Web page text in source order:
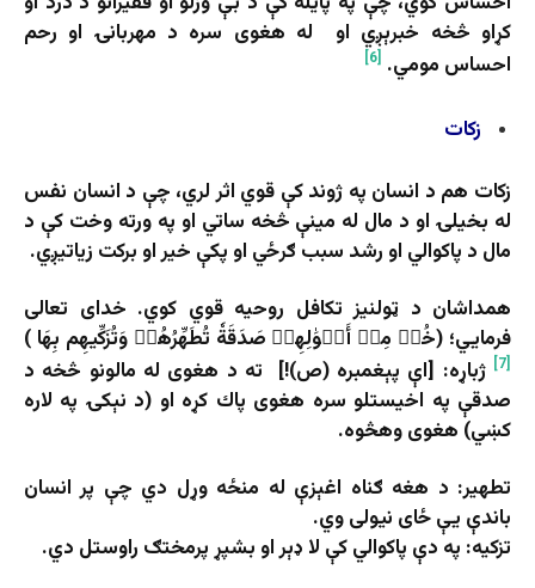
کړاو څخه خبرېږي او له هغوی سره د مهربانۍ او رحم
احساس مومي. [6]
زکات
زکات هم د انسان په ژوند کې قوي اثر لري، چې د انسان نفس
له بخیلۍ او د مال له مینې څخه ساتي او په ورته وخت کې د
مال د پاکوالي او رشد سبب ګرځي او پکې خیر او برکت زیاتیږي.
همداشان د ټولنیز تکافل روحیه قوي کوي. خدای تعالی
فرمايي؛ (خُذۡ مِنۡ أَمۡوَٰلِهِمۡ صَدَقَةٗ تُطَهِّرُهُمۡ وَتُزَكِّيهِم بِهَا )
[7]
ژباړه: [اې پېغمبره (ص)!] ته د هغوى له مالونو څخه د
صدقې په اخيستلو سره هغوى پاك کړه او (د نېکۍ په لاره
کښي) هغوى وهڅوه.
تطهیر: د هغه ګناه اغېزې له منځه وړل دي چې پر انسان
باندې یې ځای نیولی وي.
تزکیه: په دې پاکوالي کې لا ډېر او بشپړ پرمختګ راوستل دي.